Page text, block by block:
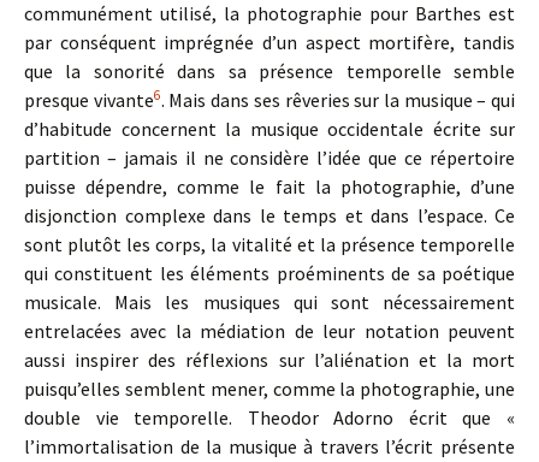
communément utilisé, la photographie pour Barthes est
par conséquent imprégnée d’un aspect mortifère, tandis
que la sonorité dans sa présence temporelle semble
presque vivante6. Mais dans ses rêveries sur la musique – qui
d’habitude concernent la musique occidentale écrite sur
partition – jamais il ne considère l’idée que ce répertoire
puisse dépendre, comme le fait la photographie, d’une
disjonction complexe dans le temps et dans l’espace. Ce
sont plutôt les corps, la vitalité et la présence temporelle
qui constituent les éléments proéminents de sa poétique
musicale. Mais les musiques qui sont nécessairement
entrelacées avec la médiation de leur notation peuvent
aussi inspirer des réflexions sur l’aliénation et la mort
puisqu’elles semblent mener, comme la photographie, une
double vie temporelle. Theodor Adorno écrit que «
l’immortalisation de la musique à travers l’écrit présente